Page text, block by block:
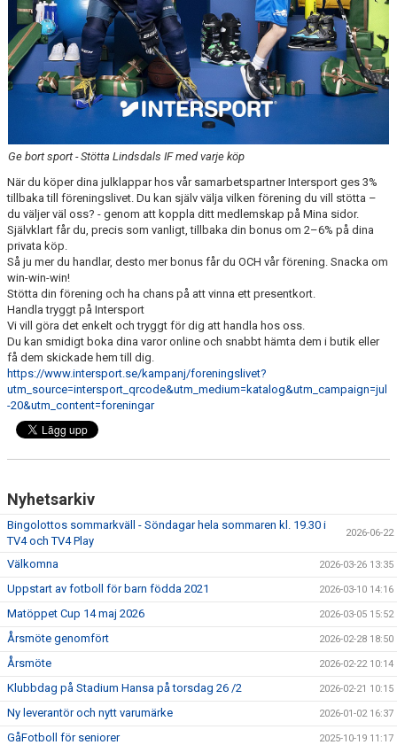
Ge bort sport - Stötta Lindsdals IF med varje köp
När du köper dina julklappar hos vår samarbetspartner Intersport ges 3%
tillbaka till föreningslivet. Du kan själv välja vilken förening du vill stötta –
du väljer väl oss? - genom att koppla ditt medlemskap på Mina sidor.
Självklart får du, precis som vanligt, tillbaka din bonus om 2–6% på dina
privata köp.
Så ju mer du handlar, desto mer bonus får du OCH vår förening. Snacka om
win-win-win!
Stötta din förening och ha chans på att vinna ett presentkort.
Handla tryggt på Intersport
Vi vill göra det enkelt och tryggt för dig att handla hos oss.
Du kan smidigt boka dina varor online och snabbt hämta dem i butik eller
få dem skickade hem till dig.
https://www.intersport.se/kampanj/foreningslivet?
utm_source=intersport_qrcode&utm_medium=katalog&utm_campaign=jul
-20&utm_content=foreningar
Nyhetsarkiv
Bingolottos sommarkväll - Söndagar hela sommaren kl. 19.30 i
TV4 och TV4 Play
2026-06-22
Välkomna 2026-03-26 13:35
Uppstart av fotboll för barn födda 2021 2026-03-10 14:16
Matöppet Cup 14 maj 2026 2026-03-05 15:52
Årsmöte genomfört 2026-02-28 18:50
Årsmöte 2026-02-22 10:14
Klubbdag på Stadium Hansa på torsdag 26 /2 2026-02-21 10:15
Ny leverantör och nytt varumärke 2026-01-02 16:37
GåFotboll för seniorer 2025-10-19 11:17